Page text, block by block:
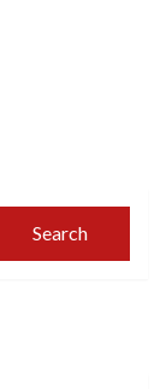
Search